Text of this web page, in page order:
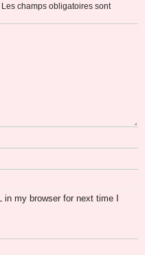
Les champs obligatoires sont
my browser for next time I